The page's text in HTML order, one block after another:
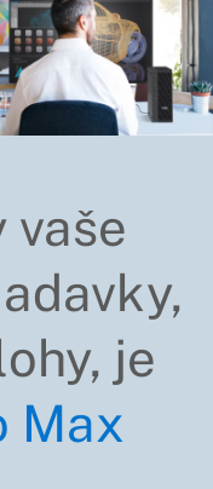
vaše
je
Max